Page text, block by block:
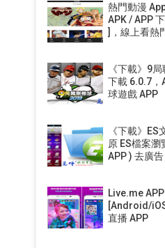
熱門動漫
APK / APP
]，線上看熱
《下載》9
下載 6.0.7
球遊戲 APP
《下載》ES
原 ES檔案瀏
APP ) 去廣
Live.me
[Android/
直播 APP